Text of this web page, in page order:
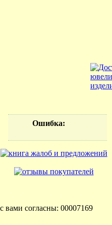
Ошибка:
с вами согласны: 00007169